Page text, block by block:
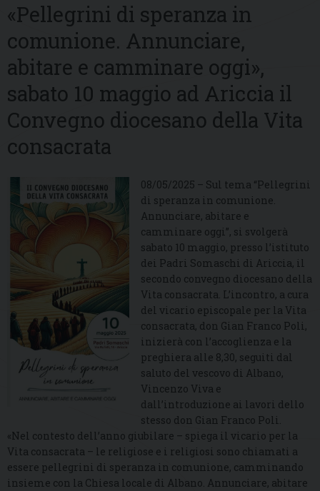
«Pellegrini di speranza in
comunione. Annunciare,
abitare e camminare oggi»,
sabato 10 maggio ad Ariccia il
Convegno diocesano della Vita
consacrata
08/05/2025 – Sul tema “Pellegrini
di speranza in comunione.
Annunciare, abitare e
camminare oggi”, si svolgerà
sabato 10 maggio, presso l’istituto
dei Padri Somaschi di Ariccia, il
secondo convegno diocesano della
Vita consacrata. L’incontro, a cura
del vicario episcopale per la Vita
consacrata, don Gian Franco Poli,
inizierà con l’accoglienza e la
preghiera alle 8,30, seguiti dal
saluto del vescovo di Albano,
Vincenzo Viva e
dall’introduzione ai lavori dello
stesso don Gian Franco Poli.
«Nel contesto dell’anno giubilare – spiega il vicario per la
Vita consacrata – le religiose e i religiosi sono chiamati a
essere pellegrini di speranza in comunione, camminando
insieme con la Chiesa locale di Albano. Annunciare, abitare